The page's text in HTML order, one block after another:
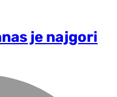
je najgori